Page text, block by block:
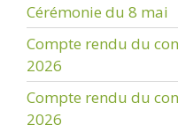
Cérémonie du 8 mai
Compte rendu du
2026
Compte rendu du
2026